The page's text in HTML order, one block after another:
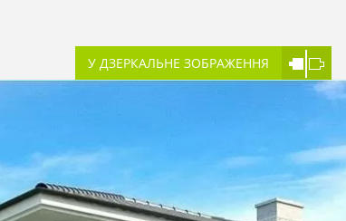
У ДЗЕРКАЛЬНЕ ЗОБРАЖЕННЯ